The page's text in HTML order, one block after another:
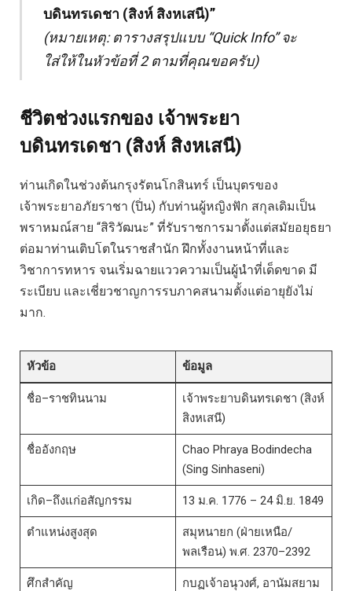
บดินทรเดชา (สิงห์ สิงหเสนี)”
(หมายเหตุ: ตารางสรุปแบบ “Quick Info” จะ
ใส่ให้ในหัวข้อที่ 2 ตามที่คุณขอครับ)
ชีวิตช่วงแรกของ เจ้าพระยา
บดินทรเดชา (สิงห์ สิงหเสนี)
ท่านเกิดในช่วงต้นกรุงรัตนโกสินทร์ เป็นบุตรของ
เจ้าพระยาอภัยราชา (ปิ่น) กับท่านผู้หญิงฟัก สกุลเดิมเป็น
พราหมณ์สาย “สิริวัฒนะ” ที่รับราชการมาตั้งแต่สมัยอยุธยา
ต่อมาท่านเติบโตในราชสำนัก ฝึกทั้งงานหน้าที่และ
วิชาการทหาร จนเริ่มฉายแววความเป็นผู้นำที่เด็ดขาด มี
ระเบียบ และเชี่ยวชาญการรบภาคสนามตั้งแต่อายุยังไม่
มาก.
หัวข้อ ข้อมูล
ชื่อ–ราชทินนาม
เจ้าพระยาบดินทรเดชา (สิงห์
สิงหเสนี)
ชื่ออังกฤษ
Chao Phraya Bodindecha
(Sing Sinhaseni)
เกิด–ถึงแก่อสัญกรรม 13 ม.ค. 1776 – 24 มิ.ย. 1849
ตำแหน่งสูงสุด
สมุหนายก (ฝ่ายเหนือ/
พลเรือน) พ.ศ. 2370–2392
ศึกสำคัญ
กบฏเจ้าอนุวงศ์, อานัมสยาม